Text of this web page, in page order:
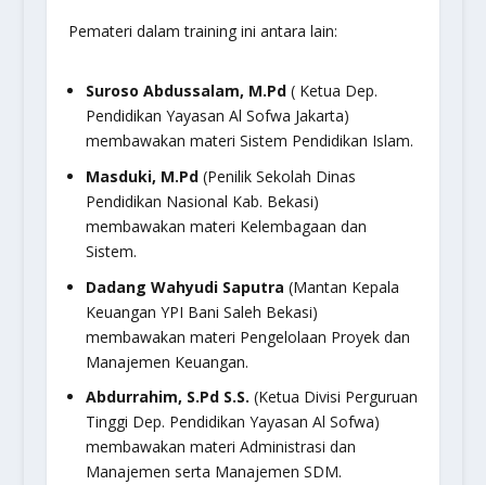
Pemateri dalam training ini antara lain:
Suroso Abdussalam, M.Pd( Ketua Dep.
Pendidikan Yayasan Al Sofwa Jakarta)
membawakan materi Sistem Pendidikan Islam.
Masduki, M.Pd(Penilik Sekolah Dinas
Pendidikan Nasional Kab. Bekasi)
membawakan materi Kelembagaan dan
Sistem.
Dadang Wahyudi Saputra (Mantan Kepala
Keuangan YPI Bani Saleh Bekasi)
membawakan materi Pengelolaan Proyek dan
Manajemen Keuangan.
Abdurrahim, S.Pd S.S. (Ketua Divisi Perguruan
Tinggi Dep. Pendidikan Yayasan Al Sofwa)
membawakan materi Administrasi dan
Manajemen serta Manajemen SDM.